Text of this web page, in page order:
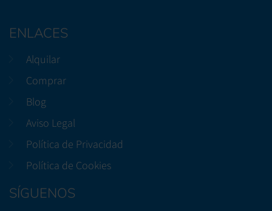
ENLACES
Alquilar
Comprar
Blog
Aviso Legal
Política de Privacidad
Política de Cookies
SÍGUENOS